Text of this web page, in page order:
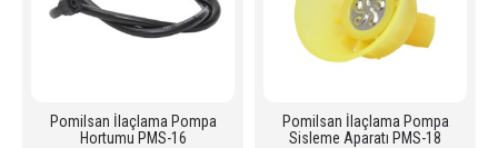
Pomilsan İlaçlama Pompa
Hortumu PMS-16
Pomilsan İlaçlama Pompa
Sisleme Aparatı PMS-18